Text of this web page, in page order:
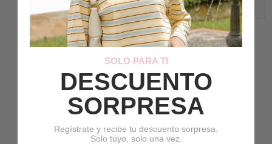
01/20/2026
Opinion
Muy linda
SOLO PARA TI
DESCUENTO
SORPRESA
Regístrate y recibe tu descuento sorpresa.
Solo tuyo, solo una vez.